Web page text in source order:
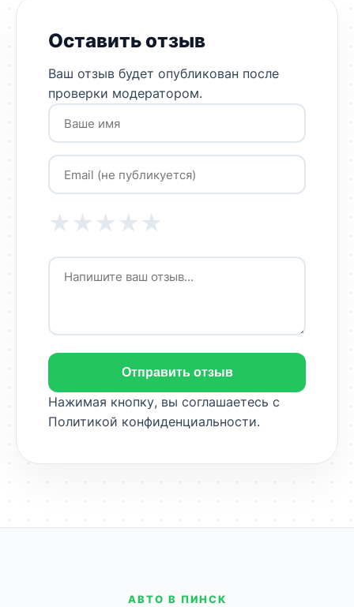
Оставить отзыв
Ваш отзыв будет опубликован после
проверки модератором.
★
★
★
★
★
Отправить отзыв
Нажимая кнопку, вы соглашаетесь с
Политикой конфиденциальности.
АВТО В ПИНСК